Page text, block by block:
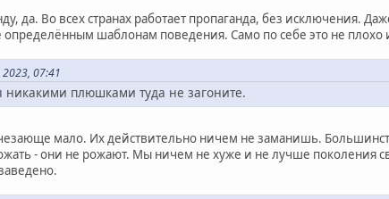
да. Во всех странах работает пропаганда, без исключения.
определённым шаблонам поведения. Само по себе это не
07:41
никакими плюшками туда не загоните.
мало. Их действительно ничем не заманишь.
- они не рожают. Мы ничем не хуже и не лучше поколения